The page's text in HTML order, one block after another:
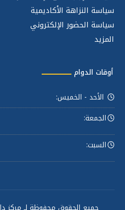
سياسة النزاهة الأكاديمية
سياسة الحضور الإلكتروني
المزيد
أوقات الدوام
الأحد - الخميس:
الجمعة:
السبت: